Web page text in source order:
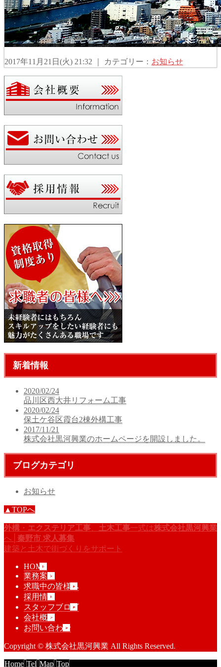
2017年11月21日(火) 21:32 ｜ カテゴリー： お知らせ
新着情報
2020/02/24
品川区西大井リフォーム工事
2020/02/24
保土ケ谷区霞台2棟外構工事
2017/11/21
株式会社黒河興業のホームページを開設しました。
ブログカテゴリ
お知らせ
▲TOPへ
外構 ・ エクステリア工事 土木工事一式は株式会社黒河興業
へ│ 秦野市 求人募集
建築と土木で街づくりをサポート
HOME
業務案内
求職中の皆様へ
採用情報
スタッフブログ
会社概要
お問い合わせ
Copyright © 株式会社黒河興業 All Rights Reserved.
Home Tel Map Top